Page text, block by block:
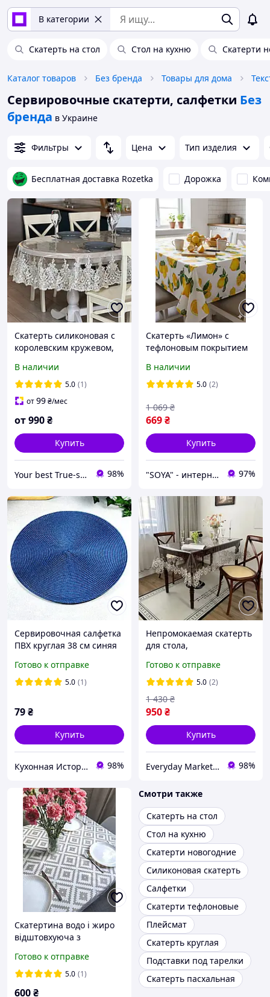
В категории
Скатерть на стол Стол на кухню Скатерти
Каталог товаров Без бренда Товары для дома
Сервировочные скатерти, салфетки Без
бренда в Украине
Фильтры Цена Тип изделия
Бесплатная доставка Rozetka Дорожка
Скатерть силиконовая с
королевским кружевом,
или стандартный размер)
В наличии
5.0 (1)
от99₴/мес
от990₴
Купить
Your best True-store 98%
Скатерть «Лимон» с
тефлоновым покрытием
максимальная
практичность
В наличии
5.0 (2)
669₴
1 069 ₴
Купить
"SOYA" - интернет-магазин 97%
Сервировочная салфетка
ПВХ круглая 38 см синяя
Готово к отправке
5.0 (1)
79₴
Купить
Кухонная История - товары для кухни и дома 98%
Непромокаемая скатерть
для стола,
скатерть с изящным
кружевом 120 х 180 см,
прозрачная
Готово к отправке
5.0 (2)
950₴
1 430 ₴
Купить
Everyday Market 0965612251 98%
Скатертина водо і жиро
відштовхуюча з
120*180, сірі росли з
білим
Готово к отправке
5.0 (1)
600₴
Смотри также
Скатерть на стол
Стол на кухню
Скатерти новогодние
Силиконовая скатерть
Салфетки
Скатерти тефлоновые
Плейсмат
Скатерть круглая
Подставки под тарелки
Скатерть пасхальная